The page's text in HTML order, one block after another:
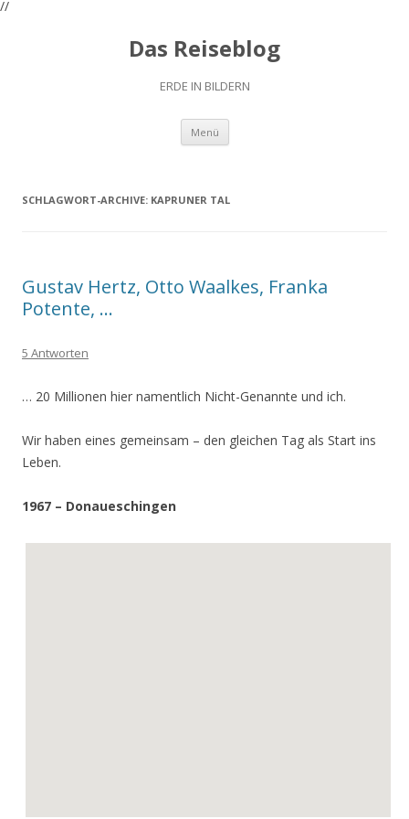
//
Das Reiseblog
ERDE IN BILDERN
Menü Zum
springen
SCHLAGWORT-ARCHIVE: KAPRUNER TAL
Gustav Hertz, Otto Waalkes, Franka
Potente, …
5 Antworten
… 20 Millionen hier namentlich Nicht-Genannte und ich.
Wir haben eines gemeinsam – den gleichen Tag als Start ins
Leben.
1967 – Donaueschingen